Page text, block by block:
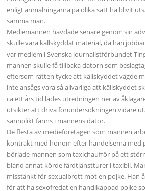
enligt anmälningarna på olika sätt ha blivit
samma man.
Mediemannen hävdade senare genom sin
skulle vara källskyddat material, då han
var medlem i Svenska journalistförbundet
mannen skulle få tillbaka datorn som
eftersom rätten tycke att källskyddet vägde
inte ansågs vara så allvarliga att källskyddet
ca ett års tid lades utredningen ner av
utsikter att driva förundersökningen vidare
sannolikt fanns i mannens dator.
De flesta av medieföretagen som mannen
kontrakt med honom efter händelserna med
började mannen som taxichaufför på ett
bland annat körde färdtjänstturer i taxibil.
misstänkt för sexualbrott mot en pojke. Han
för att ha sexofredat en handikappad pojke